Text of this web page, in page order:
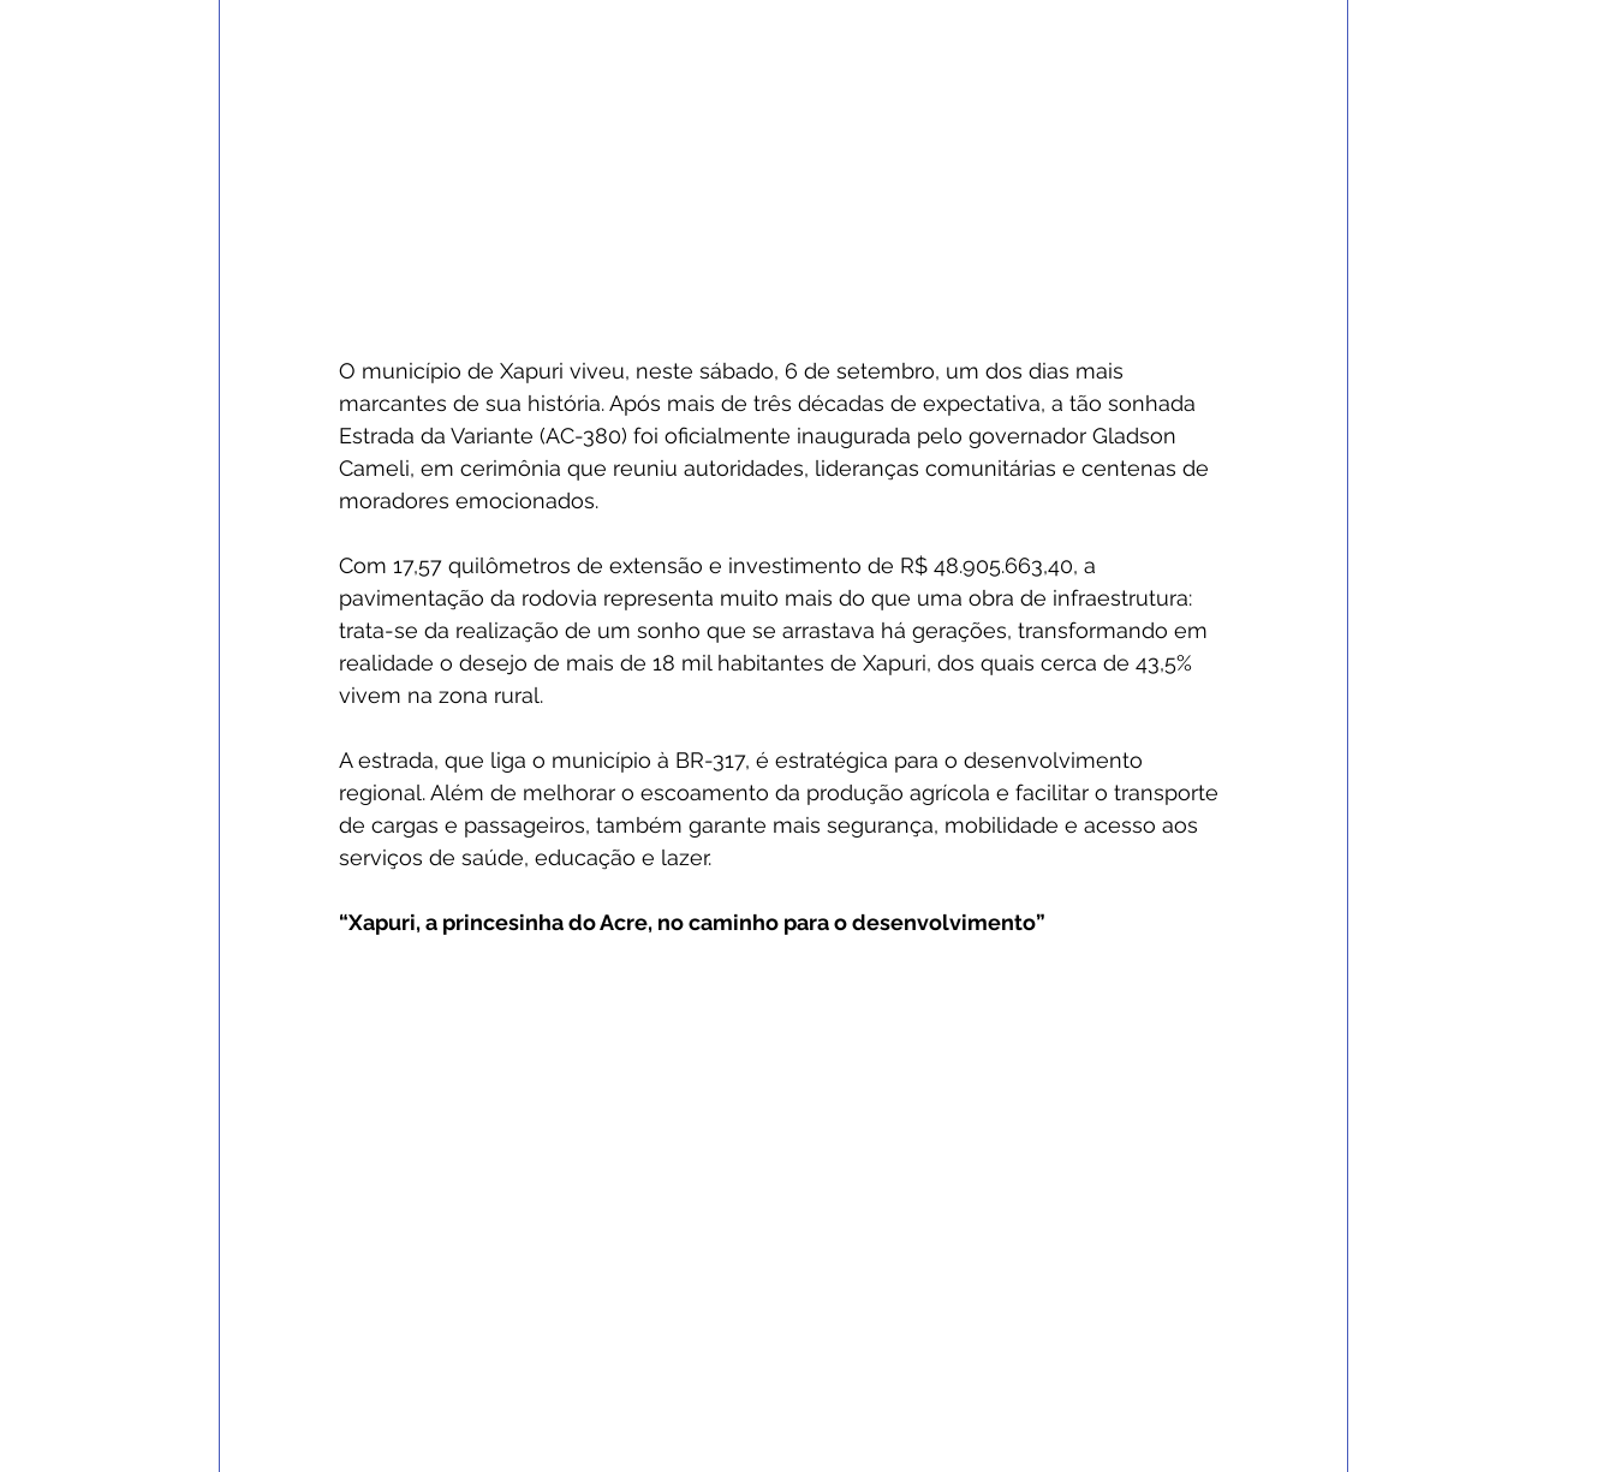
O município de Xapuri viveu, neste sábado, 6 de setembro, um dos dias mais
marcantes de sua história. Após mais de três décadas de expectativa, a tão sonhada
Estrada da Variante (AC-380) foi oficialmente inaugurada pelo governador Gladson
Cameli, em cerimônia que reuniu autoridades, lideranças comunitárias e centenas de
moradores emocionados.
Com 17,57 quilômetros de extensão e investimento de R$ 48.905.663,40, a
pavimentação da rodovia representa muito mais do que uma obra de infraestrutura:
trata-se da realização de um sonho que se arrastava há gerações, transformando em
realidade o desejo de mais de 18 mil habitantes de Xapuri, dos quais cerca de 43,5%
vivem na zona rural.
A estrada, que liga o município à BR-317, é estratégica para o desenvolvimento
regional. Além de melhorar o escoamento da produção agrícola e facilitar o transporte
de cargas e passageiros, também garante mais segurança, mobilidade e acesso aos
serviços de saúde, educação e lazer.
“Xapuri, a princesinha do Acre, no caminho para o desenvolvimento”